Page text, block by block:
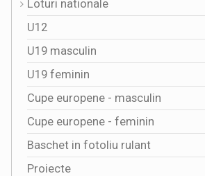
Loturi nationale
U12
U19 masculin
U19 feminin
Cupe europene - masculin
Cupe europene - feminin
Baschet in fotoliu rulant
Proiecte